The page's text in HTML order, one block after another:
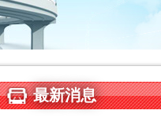
最新消息